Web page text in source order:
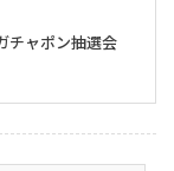
チャポン抽選会